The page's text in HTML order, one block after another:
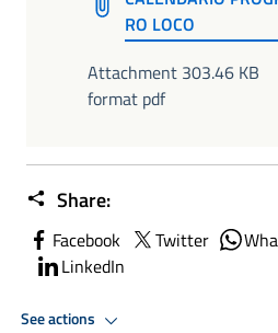
RO LOCO
Attachment 303.46 KB
format pdf
Share:
Facebook Twitter
LinkedIn
See actions